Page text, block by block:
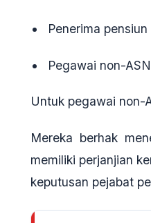
Penerima pensiun
Pegawai non-
Untuk pegawai non-
Mereka berhak
memiliki perjanjian
keputusan pejabat